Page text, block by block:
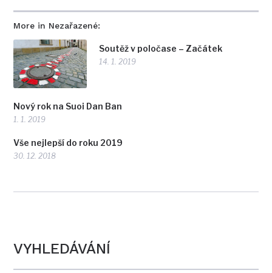
More in Nezařazené:
Soutěž v poločase – Začátek
14. 1. 2019
Nový rok na Suoi Dan Ban
1. 1. 2019
Vše nejlepší do roku 2019
30. 12. 2018
VYHLEDÁVÁNÍ